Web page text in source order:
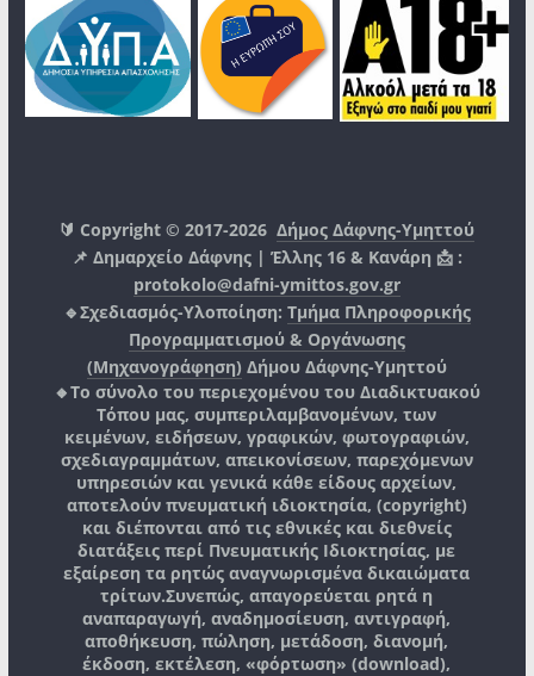
🔰 Copyright © 2017-2026Δήμος Δάφνης-Υμηττού
📌 Δημαρχείο Δάφνης | Έλλης 16 & Κανάρη 📩 :
protokolo@dafni-ymittos.gov.gr
🔹Σχεδιασμός-Υλοποίηση: Τμήμα Πληροφορικής
Προγραμματισμού & Οργάνωσης
(Μηχανογράφηση) Δήμου Δάφνης-Υμηττού
🔸Το σύνολο του περιεχομένου του Διαδικτυακού
Τόπου μας, συμπεριλαμβανομένων, των
κειμένων, ειδήσεων, γραφικών, φωτογραφιών,
σχεδιαγραμμάτων, απεικονίσεων, παρεχόμενων
υπηρεσιών και γενικά κάθε είδους αρχείων,
αποτελούν πνευματική ιδιοκτησία, (copyright)
και διέπονται από τις εθνικές και διεθνείς
διατάξεις περί Πνευματικής Ιδιοκτησίας, με
εξαίρεση τα ρητώς αναγνωρισμένα δικαιώματα
τρίτων.Συνεπώς, απαγορεύεται ρητά η
αναπαραγωγή, αναδημοσίευση, αντιγραφή,
αποθήκευση, πώληση, μετάδοση, διανομή,
έκδοση, εκτέλεση, «φόρτωση» (download),